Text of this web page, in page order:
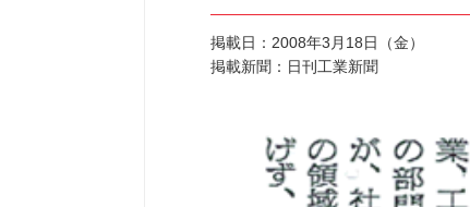
掲載日：2008年3月18日（金）
掲載新聞：日刊工業新聞